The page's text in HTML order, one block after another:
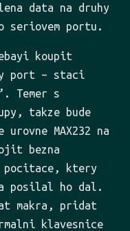
data na druhy
seriovem portu.
koupit
port – staci
Temer s
takze bude
MAX232 na
bezna
pocitace, ktery
posilal ho dal.
makra, pridat
klavesnice